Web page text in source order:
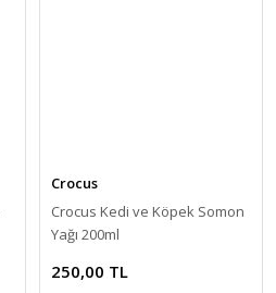
Crocus
Crocus Kedi ve Köpek Somon
Yağı 200ml
250,00 TL